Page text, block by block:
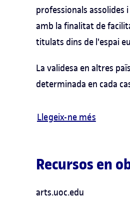
professionals assolides
amb la finalitat de
titulats dins de l'espai
La validesa en altres
determinada en cada
Llegeix-ne més
Recursos en
arts.uoc.edu